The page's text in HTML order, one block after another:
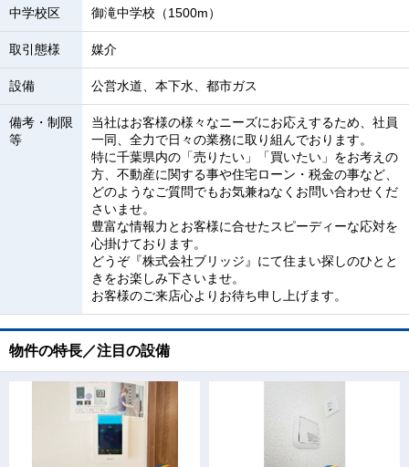
中学校区 御滝中学校（1500m）
取引態様 媒介
設備 公営水道、本下水、都市ガス
備考・制限
等
当社はお客様の様々なニーズにお応えするため、社員
一同、全力で日々の業務に取り組んでおります。
特に千葉県内の「売りたい」「買いたい」をお考えの
方、不動産に関する事や住宅ローン・税金の事など、
どのようなご質問でもお気兼ねなくお問い合わせくだ
さいませ。
豊富な情報力とお客様に合せたスピーディーな応対を
心掛けております。
どうぞ『株式会社ブリッジ』にて住まい探しのひとと
きをお楽しみ下さいませ。
お客様のご来店心よりお待ち申し上げます。
物件の特長／注目の設備